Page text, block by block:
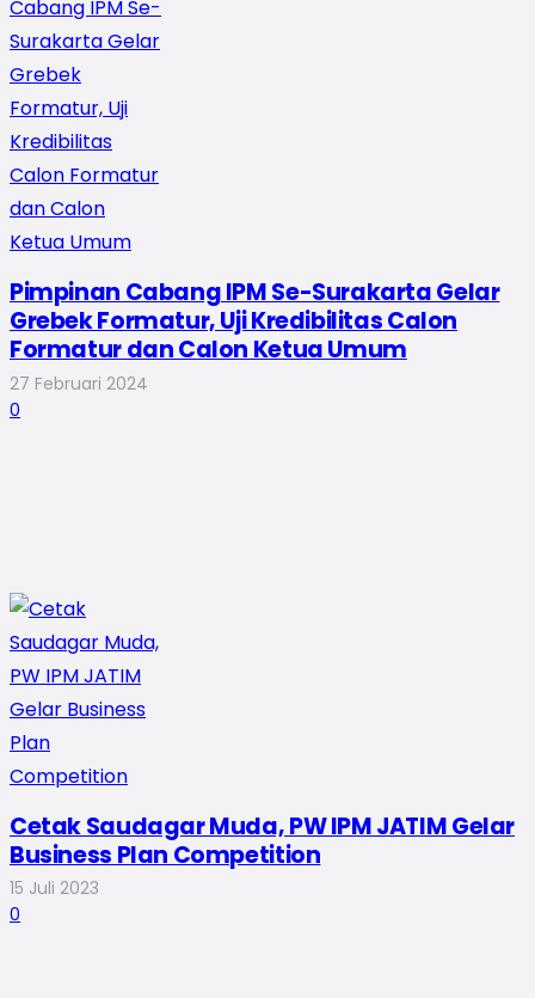
Pimpinan Cabang IPM Se-Surakarta Gelar
Grebek Formatur, Uji Kredibilitas Calon
Formatur dan Calon Ketua Umum
27 Februari 2024
0
Cetak Saudagar Muda, PW IPM JATIM Gelar
Business Plan Competition
15 Juli 2023
0